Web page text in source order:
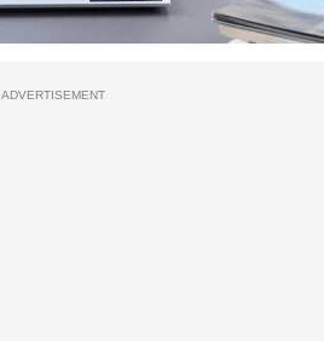
ADVERTISEMENT